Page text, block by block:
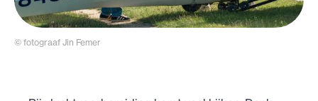
© fotograaf Jin Femer